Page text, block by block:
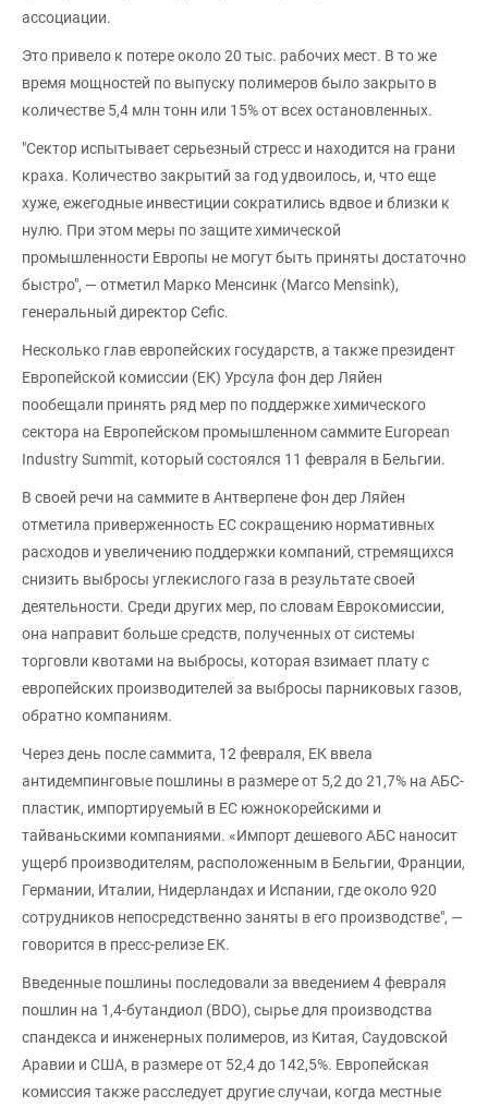
ассоциации.
Это привело к потере около 20 тыс. рабочих мест. В то же
время мощностей по выпуску полимеров было закрыто в
количестве 5,4 млн тонн или 15% от всех остановленных.
"Сектор испытывает серьезный стресс и находится на грани
краха. Количество закрытий за год удвоилось, и, что еще
хуже, ежегодные инвестиции сократились вдвое и близки к
нулю. При этом меры по защите химической
промышленности Европы не могут быть приняты достаточно
быстро", — отметил Марко Менсинк (Marco Mensink),
генеральный директор Cefic.
Несколько глав европейских государств, а также президент
Европейской комиссии (ЕК) Урсула фон дер Ляйен
пообещали принять ряд мер по поддержке химического
сектора на Европейском промышленном саммите European
Industry Summit, который состоялся 11 февраля в Бельгии.
В своей речи на саммите в Антверпене фон дер Ляйен
отметила приверженность ЕС сокращению нормативных
расходов и увеличению поддержки компаний, стремящихся
снизить выбросы углекислого газа в результате своей
деятельности. Среди других мер, по словам Еврокомиссии,
она направит больше средств, полученных от системы
торговли квотами на выбросы, которая взимает плату с
европейских производителей за выбросы парниковых газов,
обратно компаниям.
Через день после саммита, 12 февраля, ЕК ввела
антидемпинговые пошлины в размере от 5,2 до 21,7% на АБС-
пластик, импортируемый в ЕС южнокорейскими и
тайваньскими компаниями. «Импорт дешевого АБС наносит
ущерб производителям, расположенным в Бельгии, Франции,
Германии, Италии, Нидерландах и Испании, где около 920
сотрудников непосредственно заняты в его производстве", —
говорится в пресс-релизе ЕК.
Введенные пошлины последовали за введением 4 февраля
пошлин на 1,4-бутандиол (BDO), сырье для производства
спандекса и инженерных полимеров, из Китая, Саудовской
Аравии и США, в размере от 52,4 до 142,5%. Европейская
комиссия также расследует другие случаи, когда местные